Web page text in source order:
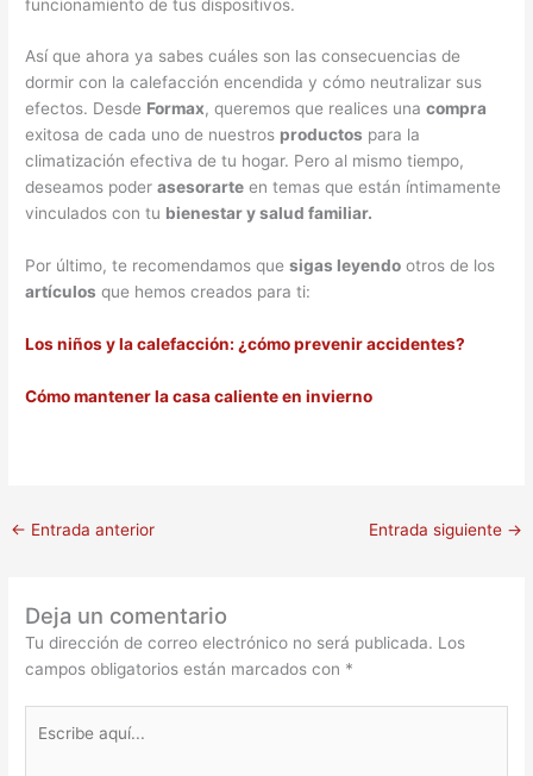
funcionamiento de tus dispositivos.
Así que ahora ya sabes cuáles son las consecuencias de
dormir con la calefacción encendida y cómo neutralizar sus
efectos. Desde Formax, queremos que realices unacompra
exitosa de cada uno de nuestros productos para la
climatización efectiva de tu hogar. Pero al mismo tiempo,
deseamos poderasesorarte en temas que están íntimamente
vinculados con tu bienestar y salud familiar.
Por último, te recomendamos quesigas leyendo otros de los
artículos que hemos creados para ti:
Los niños y la calefacción: ¿cómo prevenir accidentes?
Cómo mantener la casa caliente en invierno
← Entrada anterior Entrada siguiente →
Deja un comentario
Tu dirección de correo electrónico no será publicada. Los
campos obligatorios están marcados con *
aquí...